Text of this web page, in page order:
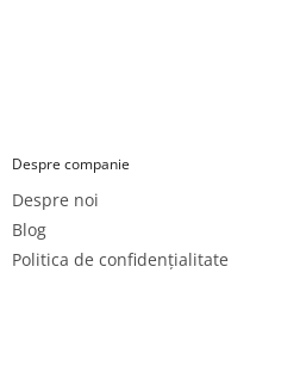
Despre companie
Despre noi
Blog
Politica de confidențialitate